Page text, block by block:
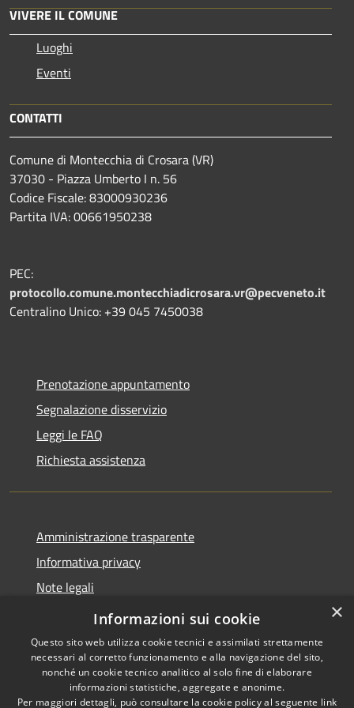
VIVERE IL COMUNE
Luoghi
Eventi
CONTATTI
Comune di Montecchia di Crosara (VR)
37030 - Piazza Umberto I n. 56
Codice Fiscale: 83000930236
Partita IVA: 00661950238
PEC:
protocollo.comune.montecchiadicrosara.vr@pecveneto.it
Centralino Unico: +39 045 7450038
Prenotazione appuntamento
Segnalazione disservizio
Leggi le FAQ
Richiesta assistenza
Amministrazione trasparente
Informativa privacy
Note legali
Dichiarazione di accessibilità
Copyright © 2026 • Comune di
×
Informazioni sui cookie
Questo sito web utilizza cookie tecnici e assimilati strettamente
necessari al corretto funzionamento e alla navigazione del sito,
nonché un cookie tecnico analitico al solo fine di elaborare
informazioni statistiche, aggregate e anonime.
Per maggiori dettagli, può consultare la cookie policy al seguente link